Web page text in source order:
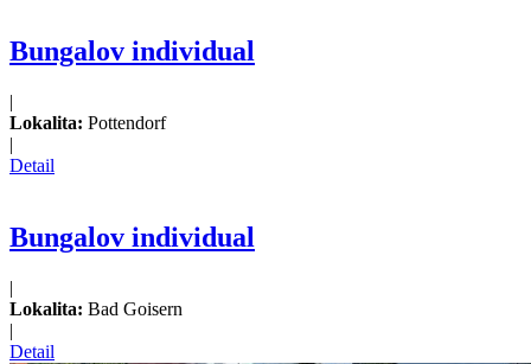
Bungalov individual
|
Lokalita: Pottendorf
|
Detail
Bungalov individual
|
Lokalita: Bad Goisern
|
Detail